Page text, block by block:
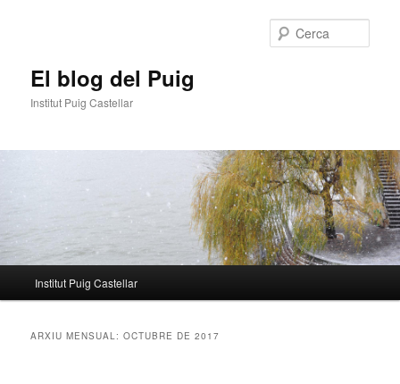
El blog del Puig
Institut Puig Castellar
principal
Institut Puig Castellar
ARXIU MENSUAL:OCTUBRE DE 2017